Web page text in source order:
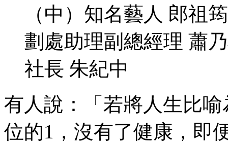
（中）知名藝人 郎祖
劃處助理副總經理 蕭
社長 朱紀中
有人說：「若將人生比
位的1，沒有了健康，即